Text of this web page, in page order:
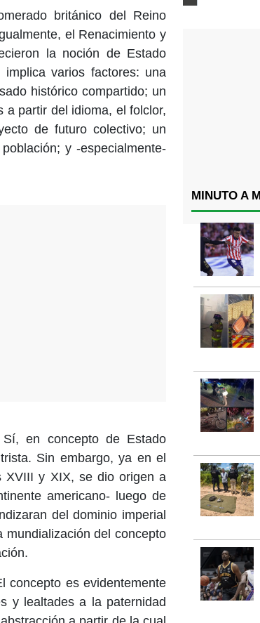
británico del Reino
el Renacimiento y
la noción de Estado
varios factores: una
histórico compartido; un
a partir del idioma, el folclor,
de futuro colectivo; un
y -especialmente-
en concepto de Estado
Sin embargo, ya en el
XVIII y XIX, se dio origen a
americano- luego de
del dominio imperial
mundialización del concepto
concepto es evidentemente
y lealtades a la paternidad
MINUTO A